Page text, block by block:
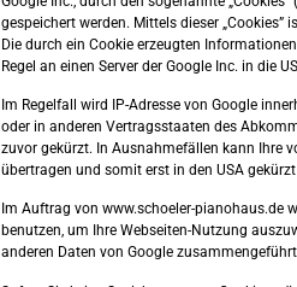
gespeichert werden. Mittels dieser „Cookies”
Die durch ein Cookie erzeugten
Regel an einen Server der Google Inc. in die
Im Regelfall wird IP-Adresse von Google
oder in anderen Vertragsstaaten des
zuvor gekürzt. In Ausnahmefällen kann Ihre
übertragen und somit erst in den USA
Im Auftrag von www.schoeler-pianohaus.de
benutzen, um Ihre Webseiten-Nutzung
anderen Daten von Google